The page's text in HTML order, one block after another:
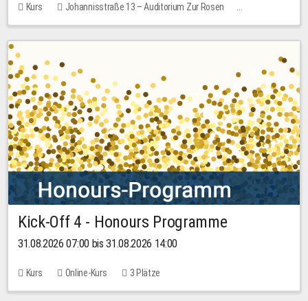
Kurs
Johannisstraße 13 – Auditorium Zur Rosen
Keine freien Plätze
30,00 EUR
Kick-Off 4 - Honours Programme
31.08.2026 07:00 bis 31.08.2026 14:00
Kurs Online-Kurs 3 Plätze